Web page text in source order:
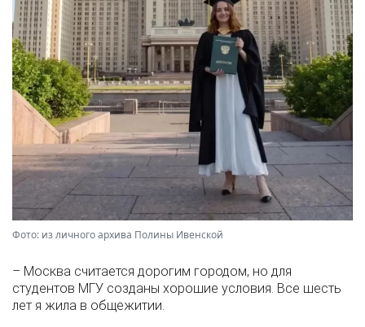
Фото: из личного архива Полины Ивенской
– Москва считается дорогим городом, но для
студентов МГУ созданы хорошие условия. Все шесть
лет я жила в общежитии.